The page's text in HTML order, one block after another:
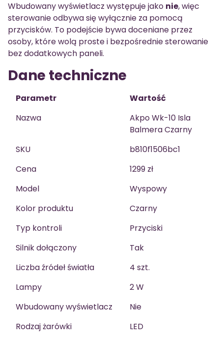
Wbudowany wyświetlacz występuje jako nie, więc
sterowanie odbywa się wyłącznie za pomocą
przycisków. To podejście bywa doceniane przez
osoby, które wolą proste i bezpośrednie sterowanie
bez dodatkowych paneli.
Dane techniczne
Parametr
Wartość
Nazwa
Akpo Wk-10 Isla
Balmera Czarny
SKU
b810f1506bc1
Cena
1299 zł
Model
Wyspowy
Kolor produktu
Czarny
Typ kontroli
Przyciski
Silnik dołączony
Tak
Liczba źródeł światła
4 szt.
Lampy
2 W
Wbudowany wyświetlacz
Nie
Rodzaj żarówki
LED